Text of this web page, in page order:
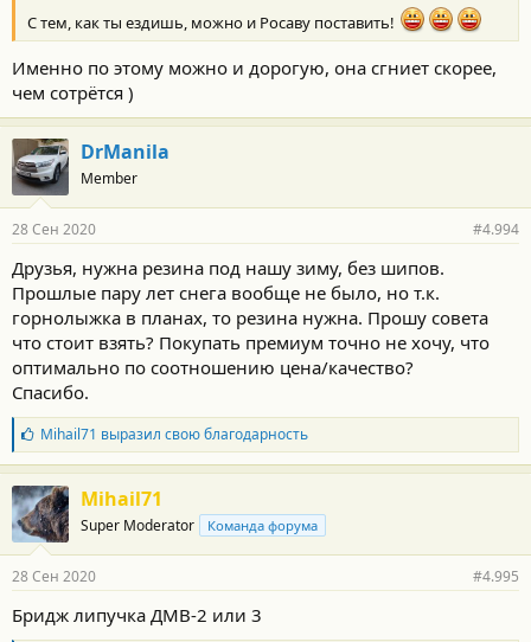
С тем, как ты ездишь, можно и Росаву поставить!
Именно по этому можно и дорогую, она сгниет скорее,
чем сотрётся )
DrManila
Member
28 Сен 2020 #4.994
Друзья, нужна резина под нашу зиму, без шипов.
Прошлые пару лет снега вообще не было, но т.к.
горнолыжка в планах, то резина нужна. Прошу совета
что стоит взять? Покупать премиум точно не хочу, что
оптимально по соотношению цена/качество?
Спасибо.
Б
л
а
г
о
д
а
н
с
Mihail71 выразил свою благодарность
Mihail71
Super Moderator Команда форума
28 Сен 2020 #4.995
Бридж липучка ДМВ-2 или 3